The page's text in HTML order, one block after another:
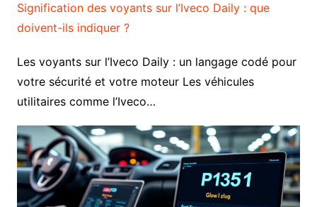
Signification des voyants sur l’Iveco Daily : que
doivent-ils indiquer ?
Les voyants sur l’Iveco Daily : un langage codé pour
votre sécurité et votre moteur Les véhicules
utilitaires comme l’Iveco…